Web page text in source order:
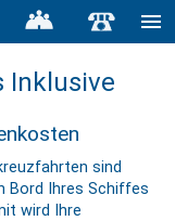
Inklusive
sind
Bord Ihres Schiffes
wird Ihre